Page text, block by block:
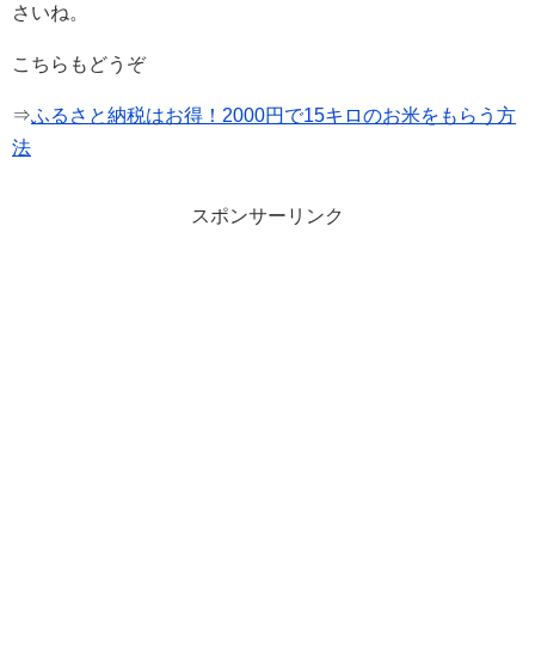
さいね。
こちらもどうぞ
⇒ふるさと納税はお得！2000円で15キロのお米をもらう方
法
スポンサーリンク